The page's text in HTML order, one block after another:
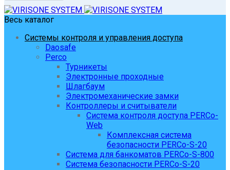
Весь каталог
Системы контроля и управления доступа
Daosafe
Perco
Турникеты
Электронные проходные
Шлагбаум
Электромеханические замки
Контроллеры и считыватели
Система контроля доступа PERCo-
Web
Комплексная система
безопасности PERCo-S-20
Система для банкоматов PERCo-S-800
Система безопасности PERCo-S-20